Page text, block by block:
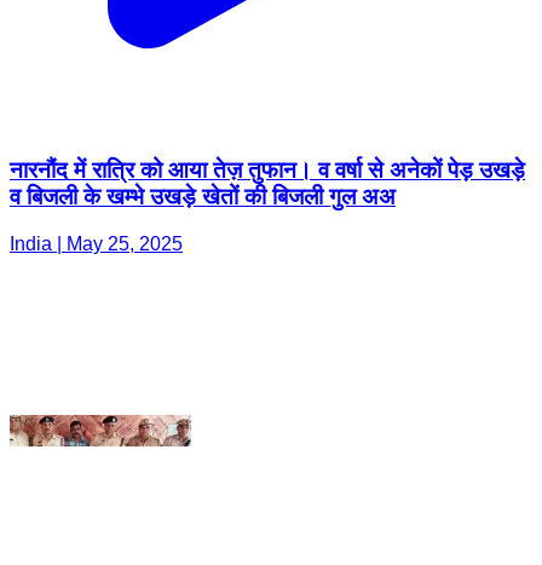
नारनौंद में रात्रि को आया तेज़ तुफान। व वर्षा से अनेकों पेड़ उखड़े
व बिजली के खम्भे उखड़े खेतों की बिजली गुल अअ